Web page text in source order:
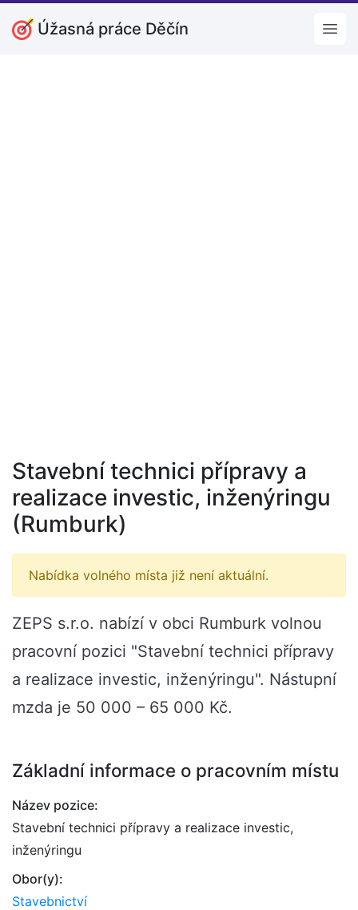
Úžasná práce Děčín
Stavební technici přípravy a
realizace investic, inženýringu
(Rumburk)
Nabídka volného místa již není aktuální.
ZEPS s.r.o. nabízí v obci Rumburk volnou
pracovní pozici "Stavební technici přípravy
a realizace investic, inženýringu". Nástupní
mzda je 50 000 – 65 000 Kč.
Základní informace o pracovním místu
Název pozice:
Stavební technici přípravy a realizace investic,
inženýringu
Obor(y):
Stavebnictví